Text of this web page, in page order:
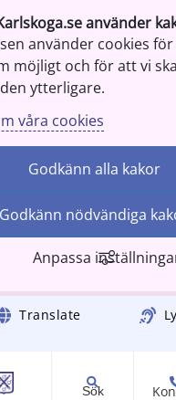
använder
använder cookies
möjligt och för att vi
ytterligare.
våra cookies
Godkänn alla kakor
Godkänn nödvändiga
Anpassa
Translate
Sök